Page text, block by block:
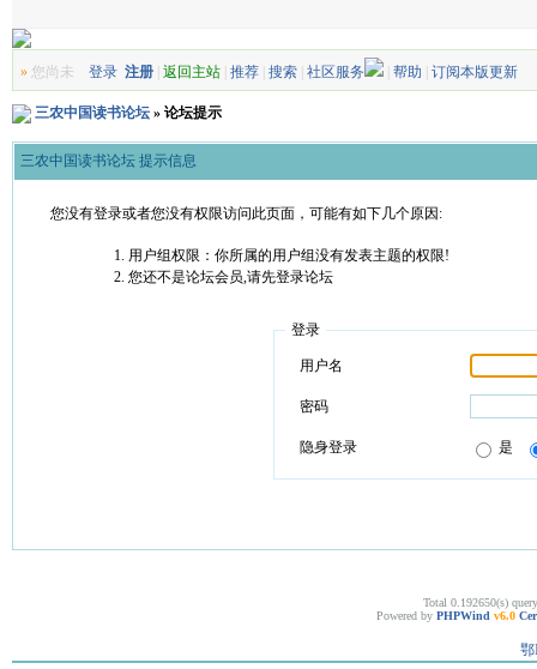
»您尚未 登录 注册| 返回主站| 推荐| 搜索| 社区服务 | 帮助 订阅本版更新
三农中国读书论坛» 论坛提示
三农中国读书论坛 提示信息
您没有登录或者您没有权限访问此页面，可能有如下几个原因:
用户组权限：你所属的用户组没有发表主题的权限!
您还不是论坛会员,请先登录论坛
登录
用户名
密码
隐身登录 是
Total 0.192650(s)
Powered by PHPWind v6.0
鄂